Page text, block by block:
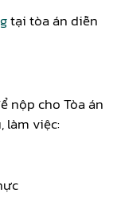
tại tòa án diễn
nộp cho Tòa án
làm việc: